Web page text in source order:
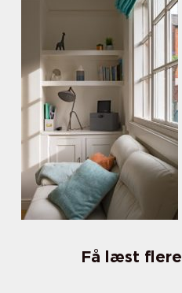
Få læst